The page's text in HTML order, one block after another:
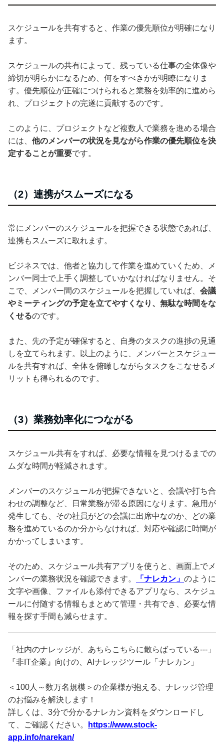
スケジュールを共有すると、作業の優先順位が明確になり
ます。
スケジュールの共有によって、残っている仕事の全体像や
締切が明らかになるため、何をすべきかが明瞭になりま
す。優先順位が正確につけられると業務を効率的に進めら
れ、プロジェクトの完遂に貢献するのです。
このように、プロジェクトなど複数人で業務を進める場合
には、 他のメンバーの状況を見ながら作業の優先順位を決
定することが重要です。
（2）連携がスムーズになる
常にメンバーのスケジュールを把握できる状態であれば、
連携もスムーズに取れます。
ビジネスでは、他者と協力して作業を進めていくため、メ
ンバー同士で上手く調整していかなければなりません。そ
こで、メンバー間のスケジュールを把握していれば、 会議
やミーティングの予定を立てやすくなり、無駄な時間をな
くせるのです。
また、先の予定が確保すると、自身のタスクの進捗の見通
しを立てられます。以上のように、メンバーとスケジュー
ルを共有すれば、全体を俯瞰しながらタスクをこなせるメ
リットも得られるのです。
（3）業務効率化につながる
スケジュール共有をすれば、必要な情報を見つけるまでの
ムダな時間が軽減されます。
メンバーのスケジュールが把握できないと、会議や打ち合
わせの調整など、日常業務が滞る原因になります。急用が
発生しても、その社員がどの会議に出席中なのか、どの業
務を進めているのか分からなければ、対応や確認に時間が
かかってしまいます。
そのため、スケジュール共有アプリを使うと、画面上でメ
ンバーの業務状況を確認できます。
「ナレカン」 のように
文字や画像、ファイルも添付できるアプリなら、スケジュ
ールに付随する情報もまとめて管理・共有でき、必要な情
報を探す手間も減らせます。
「社内のナレッジが、あちらこちらに散らばっている---」
『非IT企業』向けの、AIナレッジツール「ナレカン」
＜100人～数万名規模＞の企業様が抱える、ナレッジ管理
のお悩みを解決します！
詳しくは、3分で分かるナレカン資料をダウンロードし
て、ご確認ください。
https://www.stock-
app.info/narekan/